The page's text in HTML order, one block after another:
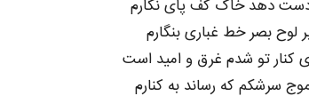
دهد خاک کف پای نگارم
لوح بصر خط غباری بنگارم
کنار تو شدم غرق و امید است
سرشکم که رساند به کنارم